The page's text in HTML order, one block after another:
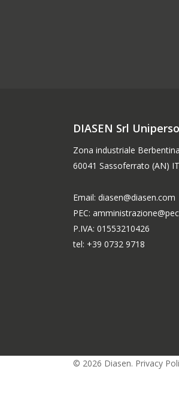
DIASEN Srl
Zona industriale
60041 Sassoferrato (AN)
Email: diasen@diasen.com
PEC:
P.IVA: 01553210426
tel: +39 0732 9718
© 2026 Diasen. Privacy